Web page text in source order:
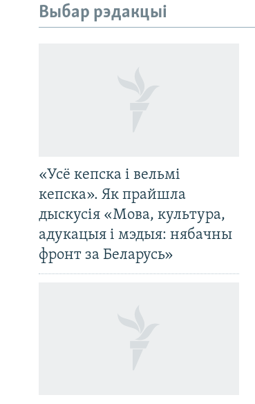
Выбар рэдакцыі
«Усё кепска і вельмі
кепска». Як прайшла
дыскусія «Мова, культура,
адукацыя і мэдыя: нябачны
фронт за Беларусь»